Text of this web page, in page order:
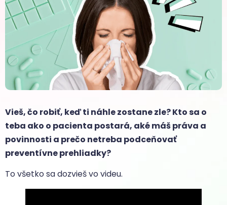
Vieš, čo robiť, keď ti náhle zostane zle? Kto sa o
teba ako o pacienta postará, aké máš práva a
povinnosti a prečo netreba podceňovať
preventívne prehliadky?
To všetko sa dozvieš vo videu.